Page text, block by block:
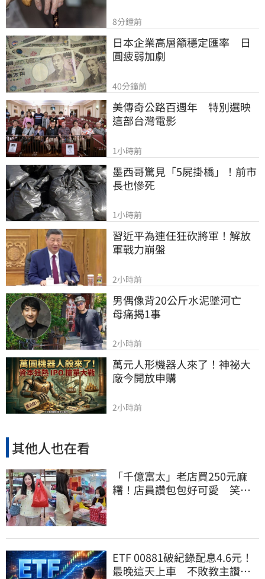
8分鐘前
日本企業高層籲穩定匯率　日
圓疲弱加劇
40分鐘前
美傳奇公路百週年　特別選映
這部台灣電影
1小時前
墨西哥驚見「5屍掛橋」！前市
長也慘死
1小時前
習近平為連任狂砍將軍！解放
軍戰力崩盤
2小時前
男偶像背20公斤水泥墜河亡
母痛揭1事
2小時前
萬元人形機器人來了！神祕大
廠今開放申購
2小時前
其他人也在看
「千億富太」老店買250元麻
糬！店員讚包包好可愛 笑
ETF 00881破紀錄配息4.6元！
最晚這天上車 不敗教主讚：